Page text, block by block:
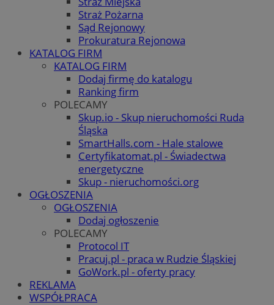
Straż Pożarna
Sąd Rejonowy
Prokuratura Rejonowa
KATALOG FIRM
KATALOG FIRM
Dodaj firmę do katalogu
Ranking firm
POLECAMY
Skup.io - Skup nieruchomości Ruda
Śląska
SmartHalls.com - Hale stalowe
Certyfikatomat.pl - Świadectwa
energetyczne
Skup - nieruchomości.org
OGŁOSZENIA
OGŁOSZENIA
Dodaj ogłoszenie
POLECAMY
Protocol IT
Pracuj.pl - praca w Rudzie Śląskiej
GoWork.pl - oferty pracy
REKLAMA
WSPÓŁPRACA